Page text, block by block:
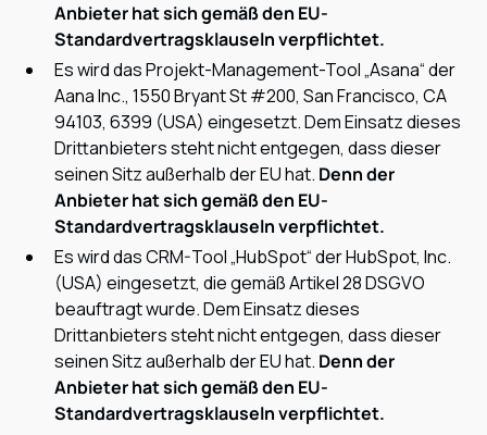
Anbieter hat sich gemäß den EU-
Standardvertragsklauseln verpflichtet.
Es wird das Projekt-Management-Tool „Asana“ der
Aana Inc., 1550 Bryant St #200, San Francisco, CA
94103, 6399 (USA) eingesetzt. Dem Einsatz dieses
Drittanbieters steht nicht entgegen, dass dieser
seinen Sitz außerhalb der EU hat. Denn der
Anbieter hat sich gemäß den EU-
Standardvertragsklauseln verpflichtet.
Es wird das CRM-Tool „HubSpot“ der HubSpot, Inc.
(USA) eingesetzt, die gemäß Artikel 28 DSGVO
beauftragt wurde. Dem Einsatz dieses
Drittanbieters steht nicht entgegen, dass dieser
seinen Sitz außerhalb der EU hat. Denn der
Anbieter hat sich gemäß den EU-
Standardvertragsklauseln verpflichtet.